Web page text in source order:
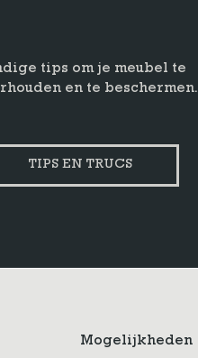
tips om je meubel te
en te beschermen.
TIPS EN TRUCS
Mogelijkheden